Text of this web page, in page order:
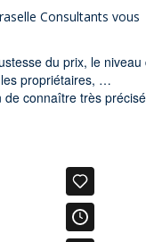
Consultants vous
du prix, le niveau
propriétaires, …
de connaître très